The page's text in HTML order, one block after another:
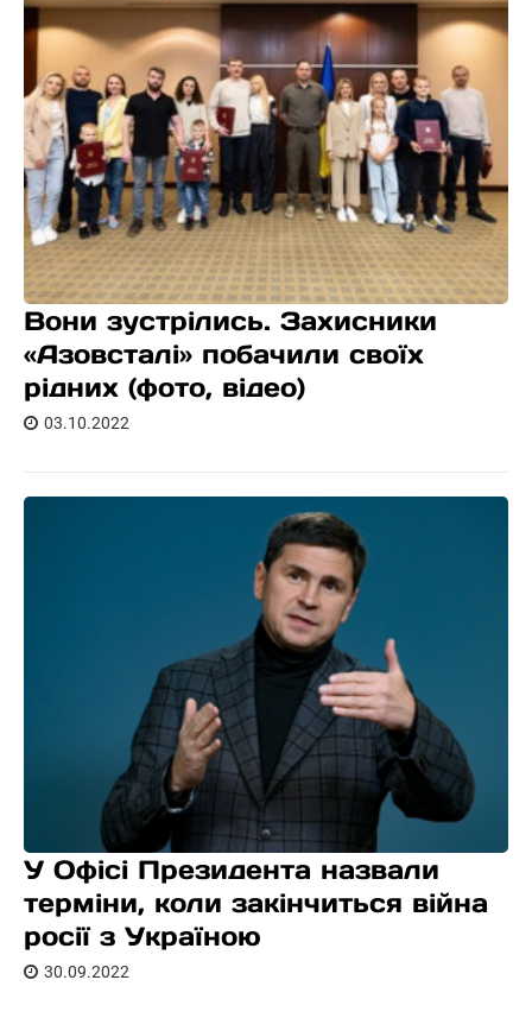
Вони зустрілись. Захисники
«Азовсталі» побачили своїх
рідних (фото, відео)
03.10.2022
У Офісі Президента назвали
терміни, коли закінчиться війна
росії з Україною
30.09.2022